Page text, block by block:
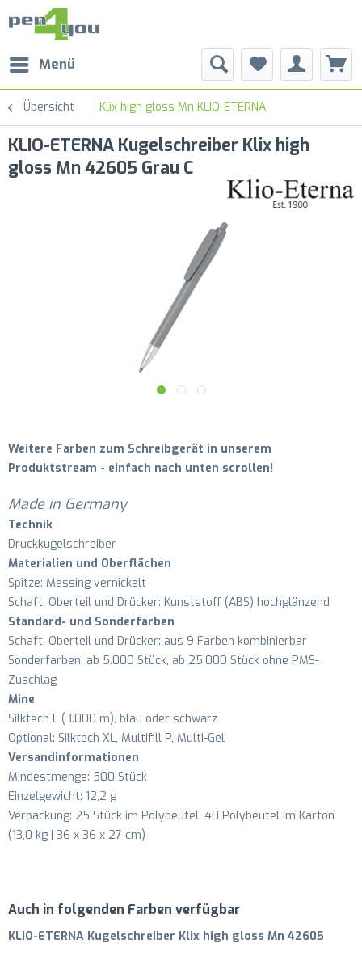
Menü
Übersicht Klix high gloss Mn KLIO-ETERNA
KLIO-ETERNA Kugelschreiber Klix high
gloss Mn 42605 Grau C
Weitere Farben zum Schreibgerät in unserem
Produktstream - einfach nach unten scrollen!
Made in Germany
Technik
Druckkugelschreiber
Materialien und Oberflächen
Spitze: Messing vernickelt
Schaft, Oberteil und Drücker: Kunststoff (ABS) hochglänzend
Standard- und Sonderfarben
Schaft, Oberteil und Drücker: aus 9 Farben kombinierbar
Sonderfarben: ab 5.000 Stück, ab 25.000 Stück ohne PMS-
Zuschlag
Mine
Silktech L (3.000 m), blau oder schwarz
Optional: Silktech XL, Multifill P, Multi-Gel
Versandinformationen
Mindestmenge: 500 Stück
Einzelgewicht: 12,2 g
Verpackung: 25 Stück im Polybeutel, 40 Polybeutel im Karton
(13,0 kg | 36 x 36 x 27 cm)
Auch in folgenden Farben verfügbar
KLIO-ETERNA Kugelschreiber Klix high gloss Mn 42605